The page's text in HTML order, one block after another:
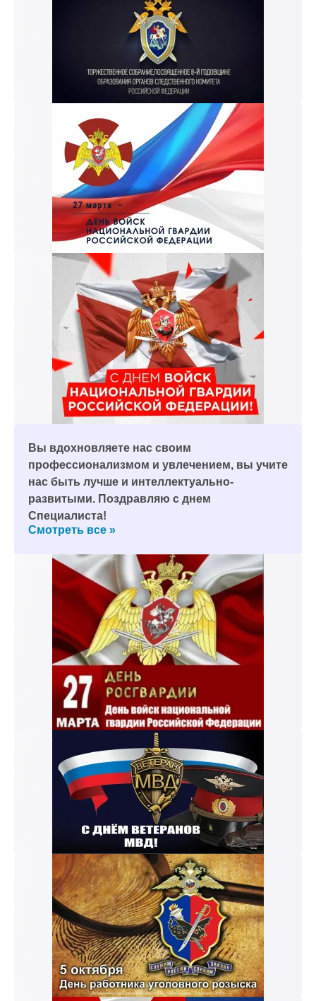
Вы вдохновляете нас своим
профессионализмом и увлечением, вы учите
нас быть лучше и интеллектуально-
развитыми. Поздравляю с днем
Специалиста!
Смотреть все »